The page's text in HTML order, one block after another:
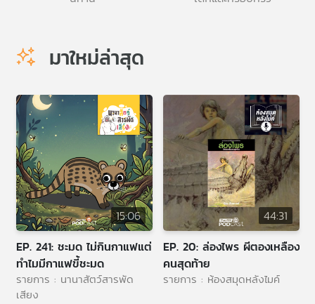
บทความ
ข่าว
และ
กิจกรรม
เกี่ยว
กับ
เรา
เครือ
ข่าย
มาใหม่ล่าสุด
15:06
EP. 241: ชะมด ไม่กินกาแฟแต่
ทำไมมีกาแฟขี้ชะมด
รายการ : นานาสัตว์สารพัด
เสียง
44:31
EP. 20: ล่องไพร ผีตองเหลือง
คนสุดท้าย
รายการ : ห้องสมุดหลังไมค์